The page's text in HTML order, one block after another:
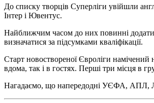
До списку творців Суперліги увійшли
Інтер і Ювентус.
Найближчим часом до них повинні
визначатися за підсумками кваліфікації.
Старт новоствореної Євроліги
вдома, так і в гостях. Перші три місця в
Нагадаємо, що напередодні УЄФА, АПЛ, Ла